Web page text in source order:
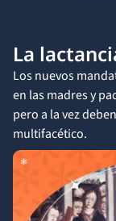
La
Los nuevos
en las madres y
pero a la vez
multifacético.